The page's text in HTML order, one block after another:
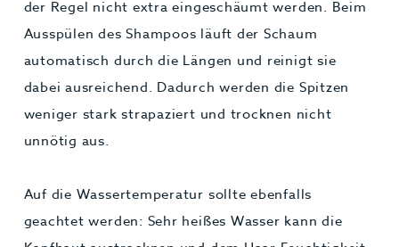
der Regel nicht extra eingeschäumt werden. Beim
Ausspülen des Shampoos läuft der Schaum
automatisch durch die Längen und reinigt sie
dabei ausreichend. Dadurch werden die Spitzen
weniger stark strapaziert und trocknen nicht
unnötig aus.
Auf die Wassertemperatur sollte ebenfalls
geachtet werden: Sehr heißes Wasser kann die